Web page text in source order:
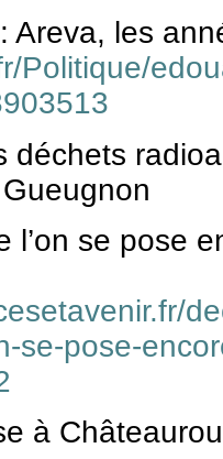
Areva, les
Politique/
déchets
l’on se pose
se-pose-
à